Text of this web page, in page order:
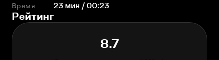
Время 23 мин / 00:23
Рейтинг
8.7